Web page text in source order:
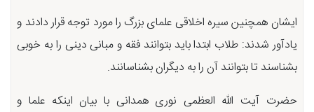
ایشان همچنین سیره اخلاقی علمای بزرگ را مورد توجه قرار دادند و
یادآور شدند: طلاب ابتدا باید بتوانند فقه و مبانی دینی را به خوبی
بشناسند تا بتوانند آن را به دیگران بشناسانند.
حضرت آیت الله العظمی نوری همدانی با بیان اینکه علما و